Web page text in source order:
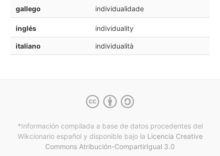
gallego individualidade
inglés individuality
italiano individualità
*Información compilada a base de datos procedentes del
Wikcionario español y disponible bajo la Licencia Creative
Commons Atribución-CompartirIgual 3.0